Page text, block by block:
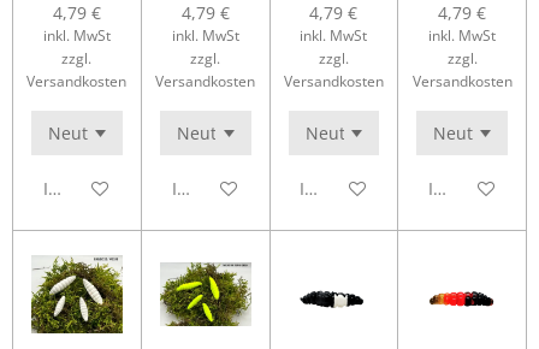
4,79 €
inkl. MwSt
zzgl.
Versandkosten
In den Warenkorb
4,79 €
inkl. MwSt
zzgl.
Versandkosten
In den Warenkorb
4,79 €
inkl. MwSt
zzgl.
Versandkosten
In den Warenkorb
4,79 €
inkl. MwSt
zzgl.
Versandkosten
In den